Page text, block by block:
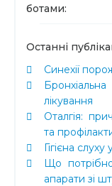
ботами:
Останні
Синехії
лікування
Оталгія:
та
Гігієна
Що
апарати зі